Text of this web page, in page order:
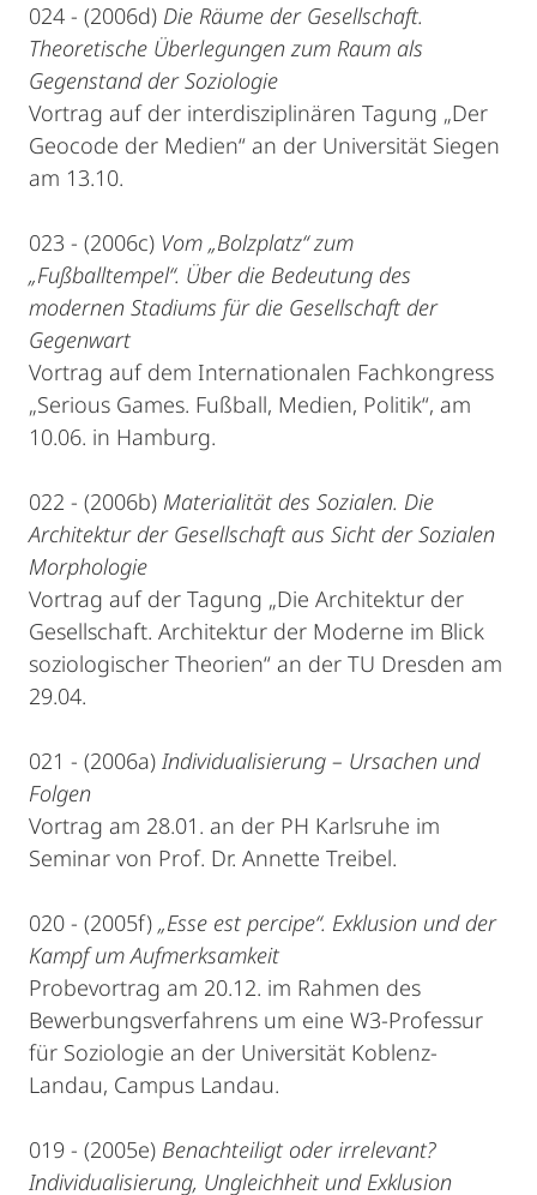
024 - (2006d) Die Räume der Gesellschaft.
Theoretische Überlegungen zum Raum als
Gegenstand der Soziologie
Vortrag auf der interdisziplinären Tagung „Der
Geocode der Medien“ an der Universität Siegen
am 13.10.
023 - (2006c) Vom „Bolzplatz“ zum
„Fußballtempel“. Über die Bedeutung des
modernen Stadiums für die Gesellschaft der
Gegenwart
Vortrag auf dem Internationalen Fachkongress
„Serious Games. Fußball, Medien, Politik“, am
10.06. in Hamburg.
022 - (2006b) Materialität des Sozialen. Die
Architektur der Gesellschaft aus Sicht der Sozialen
Morphologie
Vortrag auf der Tagung „Die Architektur der
Gesellschaft. Architektur der Moderne im Blick
soziologischer Theorien“ an der TU Dresden am
29.04.
021 - (2006a) Individualisierung – Ursachen und
Folgen
Vortrag am 28.01. an der PH Karlsruhe im
Seminar von Prof. Dr. Annette Treibel.
020 - (2005f) „Esse est percipe“. Exklusion und der
Kampf um Aufmerksamkeit
Probevortrag am 20.12. im Rahmen des
Bewerbungsverfahrens um eine W3-Professur
für Soziologie an der Universität Koblenz-
Landau, Campus Landau.
019 - (2005e) Benachteiligt oder irrelevant?
Individualisierung, Ungleichheit und Exklusion